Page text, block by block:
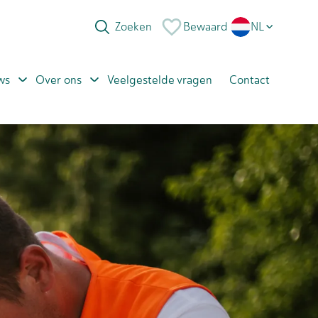
Bewaard NL
PL
Over ons Veelgestelde vragen Contact